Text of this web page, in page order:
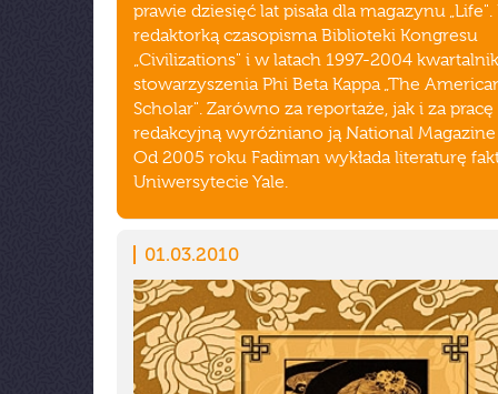
prawie dziesięć lat pisała dla magazynu „Life".
redaktorką czasopisma Biblioteki Kongresu
„Civilizations" i w latach 1997-2004
stowarzyszenia Phi Beta Kappa „The
Scholar". Zarówno za reportaże, jak i za pracę
redakcyjną wyróżniano ją National Magazine
Od 2005 roku Fadiman wykłada literaturę
Uniwersytecie Yale.
01.03.2010